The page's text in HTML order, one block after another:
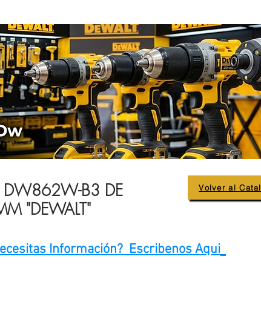
DW862W-B3 DE
"DEWALT"
Volver al
Información? Escribenos Aqui